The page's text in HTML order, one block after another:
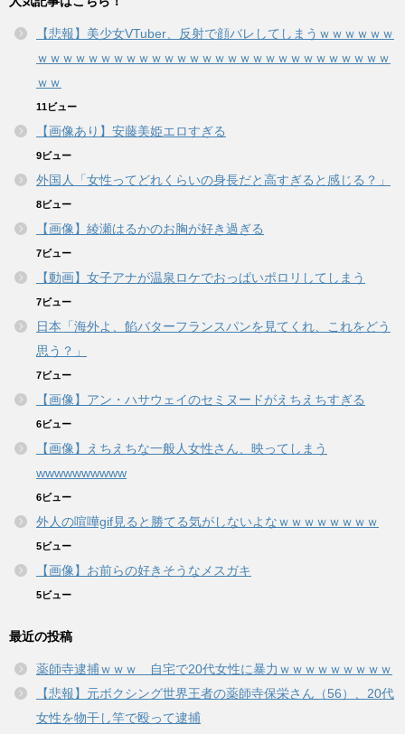
【悲報】美少女VTuber、反射で顔バレしてしまうｗｗｗｗｗｗ
ｗｗｗｗｗｗｗｗｗｗｗｗｗｗｗｗｗｗｗｗｗｗｗｗｗｗｗｗ
ｗｗ
11ビュー
【画像あり】安藤美姫エロすぎる
9ビュー
外国人「女性ってどれくらいの身長だと高すぎると感じる？」
8ビュー
【画像】綾瀬はるかのお胸が好き過ぎる
7ビュー
【動画】女子アナが温泉ロケでおっぱいポロリしてしまう
7ビュー
日本「海外よ、餡バターフランスパンを見てくれ、これをどう
思う？」
7ビュー
【画像】アン・ハサウェイのセミヌードがえちえちすぎる
6ビュー
【画像】えちえちな一般人女性さん、映ってしまう
wwwwwwwwww
6ビュー
外人の喧嘩gif見ると勝てる気がしないよなｗｗｗｗｗｗｗｗ
5ビュー
【画像】お前らの好きそうなメスガキ
5ビュー
最近の投稿
薬師寺逮捕ｗｗｗ 自宅で20代女性に暴力ｗｗｗｗｗｗｗｗｗ
【悲報】元ボクシング世界王者の薬師寺保栄さん（56）、20代
女性を物干し竿で殴って逮捕